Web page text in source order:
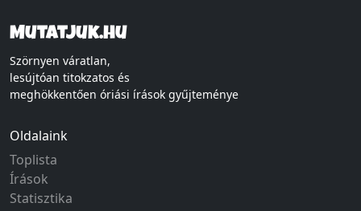
Mutatjuk.hu
Szörnyen váratlan,
lesújtóan titokzatos és
meghökkentően óriási írások gyűjteménye
Oldalaink
Toplista
Írások
Statisztika